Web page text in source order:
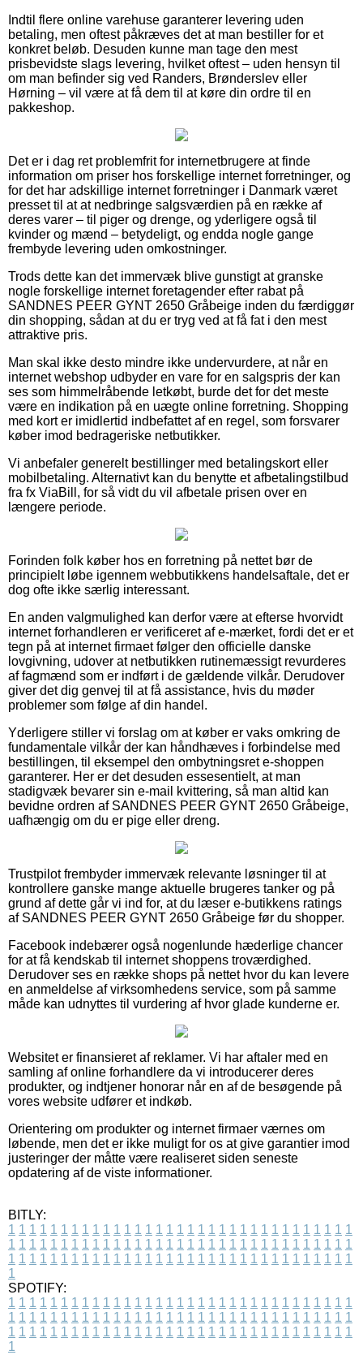
Indtil flere online varehuse garanterer levering uden
betaling, men oftest påkræves det at man bestiller for et
konkret beløb. Desuden kunne man tage den mest
prisbevidste slags levering, hvilket oftest – uden hensyn til
om man befinder sig ved Randers, Brønderslev eller
Hørning – vil være at få dem til at køre din ordre til en
pakkeshop.
Det er i dag ret problemfrit for internetbrugere at finde
information om priser hos forskellige internet forretninger, og
for det har adskillige internet forretninger i Danmark været
presset til at at nedbringe salgsværdien på en række af
deres varer – til piger og drenge, og yderligere også til
kvinder og mænd – betydeligt, og endda nogle gange
frembyde levering uden omkostninger.
Trods dette kan det immervæk blive gunstigt at granske
nogle forskellige internet foretagender efter rabat på
SANDNES PEER GYNT 2650 Gråbeige inden du færdiggør
din shopping, sådan at du er tryg ved at få fat i den mest
attraktive pris.
Man skal ikke desto mindre ikke undervurdere, at når en
internet webshop udbyder en vare for en salgspris der kan
ses som himmelråbende letkøbt, burde det for det meste
være en indikation på en uægte online forretning. Shopping
med kort er imidlertid indbefattet af en regel, som forsvarer
køber imod bedrageriske netbutikker.
Vi anbefaler generelt bestillinger med betalingskort eller
mobilbetaling. Alternativt kan du benytte et afbetalingstilbud
fra fx ViaBill, for så vidt du vil afbetale prisen over en
længere periode.
Forinden folk køber hos en forretning på nettet bør de
principielt løbe igennem webbutikkens handelsaftale, det er
dog ofte ikke særlig interessant.
En anden valgmulighed kan derfor være at efterse hvorvidt
internet forhandleren er verificeret af e-mærket, fordi det er et
tegn på at internet firmaet følger den officielle danske
lovgivning, udover at netbutikken rutinemæssigt revurderes
af fagmænd som er indført i de gældende vilkår. Derudover
giver det dig genvej til at få assistance, hvis du møder
problemer som følge af din handel.
Yderligere stiller vi forslag om at køber er vaks omkring de
fundamentale vilkår der kan håndhæves i forbindelse med
bestillingen, til eksempel den ombytningsret e-shoppen
garanterer. Her er det desuden essesentielt, at man
stadigvæk bevarer sin e-mail kvittering, så man altid kan
bevidne ordren af SANDNES PEER GYNT 2650 Gråbeige,
uafhængig om du er pige eller dreng.
Trustpilot frembyder immervæk relevante løsninger til at
kontrollere ganske mange aktuelle brugeres tanker og på
grund af dette går vi ind for, at du læser e-butikkens ratings
af SANDNES PEER GYNT 2650 Gråbeige før du shopper.
Facebook indebærer også nogenlunde hæderlige chancer
for at få kendskab til internet shoppens troværdighed.
Derudover ses en række shops på nettet hvor du kan levere
en anmeldelse af virksomhedens service, som på samme
måde kan udnyttes til vurdering af hvor glade kunderne er.
Websitet er finansieret af reklamer. Vi har aftaler med en
samling af online forhandlere da vi introducerer deres
produkter, og indtjener honorar når en af de besøgende på
vores website udfører et indkøb.
Orientering om produkter og internet firmaer værnes om
løbende, men det er ikke muligt for os at give garantier imod
justeringer der måtte være realiseret siden seneste
opdatering af de viste informationer.
BITLY:
1 1 1 1 1 1 1 1 1 1 1 1 1 1 1 1 1 1 1 1 1 1 1 1 1 1 1 1 1 1 1 1 1
1 1 1 1 1 1 1 1 1 1 1 1 1 1 1 1 1 1 1 1 1 1 1 1 1 1 1 1 1 1 1 1 1
1 1 1 1 1 1 1 1 1 1 1 1 1 1 1 1 1 1 1 1 1 1 1 1 1 1 1 1 1 1 1 1 1
1
SPOTIFY:
1 1 1 1 1 1 1 1 1 1 1 1 1 1 1 1 1 1 1 1 1 1 1 1 1 1 1 1 1 1 1 1 1
1 1 1 1 1 1 1 1 1 1 1 1 1 1 1 1 1 1 1 1 1 1 1 1 1 1 1 1 1 1 1 1 1
1 1 1 1 1 1 1 1 1 1 1 1 1 1 1 1 1 1 1 1 1 1 1 1 1 1 1 1 1 1 1 1 1
1